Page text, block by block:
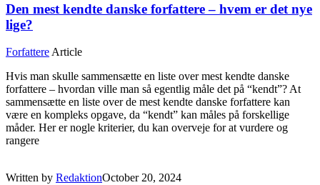
Den mest kendte danske forfattere – hvem er det nye
lige?
Forfattere Article
Hvis man skulle sammensætte en liste over mest kendte danske
forfattere – hvordan ville man så egentlig måle det på “kendt”? At
sammensætte en liste over de mest kendte danske forfattere kan
være en kompleks opgave, da “kendt” kan måles på forskellige
måder. Her er nogle kriterier, du kan overveje for at vurdere og
rangere
Written by RedaktionOctober 20, 2024